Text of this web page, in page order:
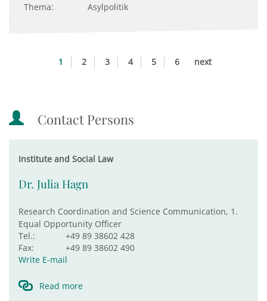
Thema:
Asylpolitik
1 2 3 4 5 6 next
Contact Persons
Institute and Social Law
Dr. Julia Hagn
Research Coordination and Science Communication, 1.
Equal Opportunity Officer
Tel.:
+49 89 38602 428
Fax:
+49 89 38602 490
Write E-mail
Read more